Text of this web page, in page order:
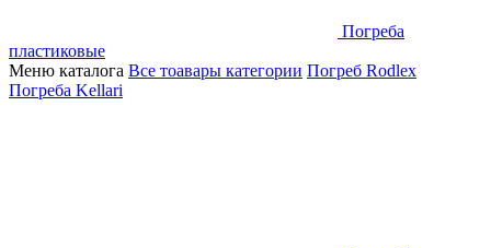
Погреба
пластиковые
Меню каталога Все тоавары категории Погреб Rodlex
Погреба Kellari